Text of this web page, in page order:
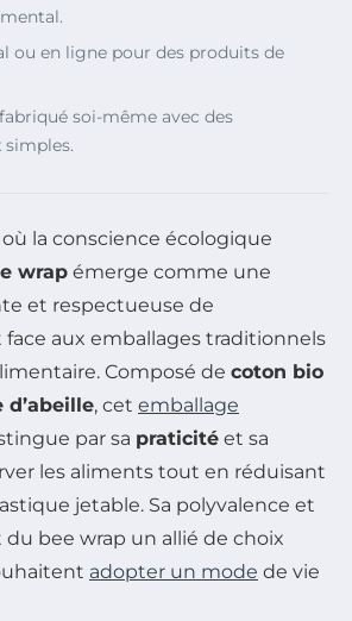
ou en ligne pour des produits de
soi-même avec des
la conscience écologique
wrap émerge comme une
et respectueuse de
face aux emballages traditionnels
Composé de coton bio
d’abeille, cet emballage
par sa praticité et sa
les aliments tout en réduisant
jetable. Sa polyvalence et
bee wrap un allié de choix
adopter un mode de vie